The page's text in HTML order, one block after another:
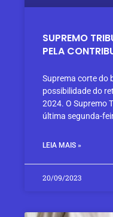
SUPREMO
PELA
Suprema corte do
possibilidade do
2024. O Supremo
última segunda-
LEIA MAIS »
20/09/2023